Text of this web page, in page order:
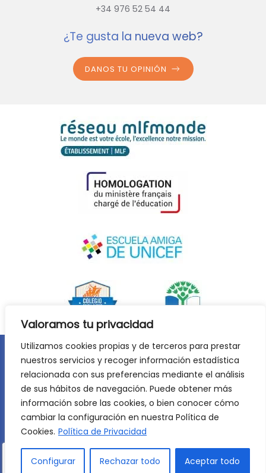
Valoramos tu privacidad
Utilizamos cookies propias y de terceros para prestar
nuestros servicios y recoger información estadística
relacionada con sus preferencias mediante el análisis
de sus hábitos de navegación. Puede obtener más
información sobre las cookies, o bien conocer cómo
cambiar la configuración en nuestra Política de
Cookies. Política de Privacidad
Configurar Rechazar todo Aceptar todo
+34 976 52 54 44
¿Te gusta la nueva web?
DANOS TU OPINIÓN
Aviso legal
Política de privacidad
Política de cookies
©2026Lycée Français Molière de Zaragoza. Todos los
derechos reservados. Desarrollo web: